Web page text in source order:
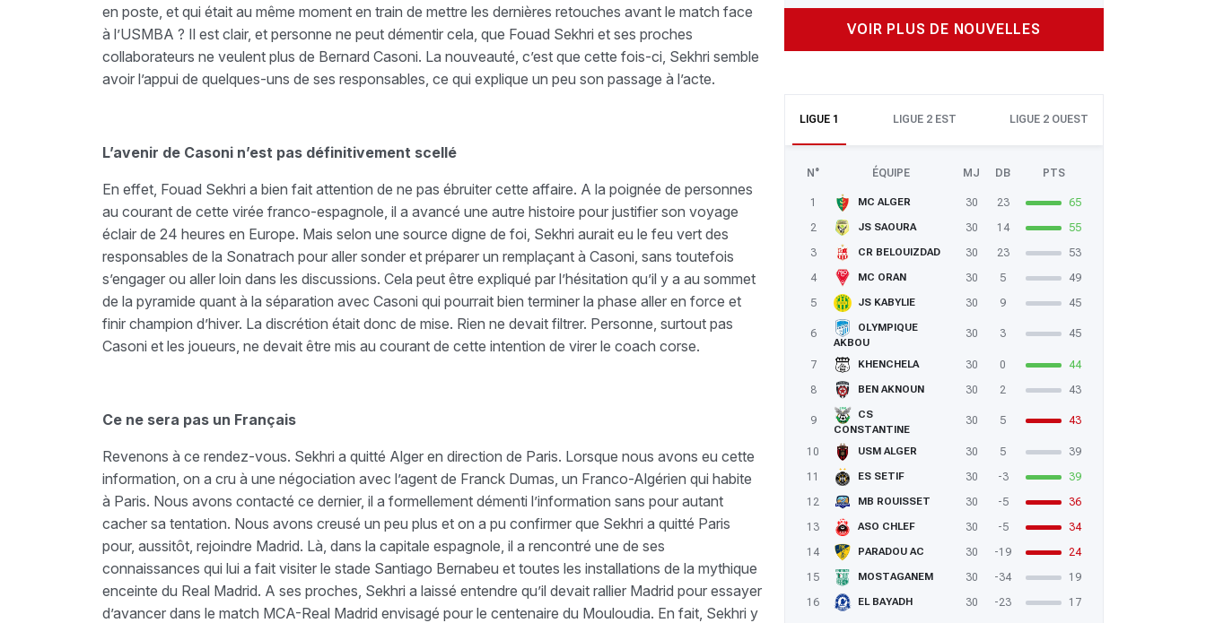
VOIR PLUS DE NOUVELLES
LIGUE 1 LIGUE 2 EST LIGUE 2 OUEST
N° ÉQUIPE MJ DB PTS
1 MC ALGER 30 23
65
2
JS SAOURA 30 14
55
3
CR BELOUIZDAD 30 23
53
4
MC ORAN 30 5
49
5
JS KABYLIE 30 9 45
6
OLYMPIQUE
AKBOU
30 3 45
7 KHENCHELA 30 0
44
8
BEN AKNOUN 30 2 43
9
CS
CONSTANTINE
30 5 43
10 USM ALGER 30 5
39
11
ES SETIF 30 -3
39
12
MB ROUISSET 30 -5
36
13
ASO CHLEF 30 -5
34
14
PARADOU AC 30 -19
24
15
MOSTAGANEM 30 -34
19
16
EL BAYADH 30 -23 17
en poste, et qui était au même moment en train de mettre les dernières retouches avant le match face
à l’USMBA ? Il est clair, et personne ne peut démentir cela, que Fouad Sekhri et ses proches
collaborateurs ne veulent plus de Bernard Casoni. La nouveauté, c’est que cette fois-ci, Sekhri semble
avoir l’appui de quelques-uns de ses responsables, ce qui explique un peu son passage à l’acte.
L’avenir de Casoni n’est pas définitivement scellé
En effet, Fouad Sekhri a bien fait attention de ne pas ébruiter cette affaire. A la poignée de personnes
au courant de cette virée franco-espagnole, il a avancé une autre histoire pour justifier son voyage
éclair de 24 heures en Europe. Mais selon une source digne de foi, Sekhri aurait eu le feu vert des
responsables de la Sonatrach pour aller sonder et préparer un remplaçant à Casoni, sans toutefois
s’engager ou aller loin dans les discussions. Cela peut être expliqué par l’hésitation qu’il y a au sommet
de la pyramide quant à la séparation avec Casoni qui pourrait bien terminer la phase aller en force et
finir champion d’hiver. La discrétion était donc de mise. Rien ne devait filtrer. Personne, surtout pas
Casoni et les joueurs, ne devait être mis au courant de cette intention de virer le coach corse.
Ce ne sera pas un Français
Revenons à ce rendez-vous. Sekhri a quitté Alger en direction de Paris. Lorsque nous avons eu cette
information, on a cru à une négociation avec l’agent de Franck Dumas, un Franco-Algérien qui habite
à Paris. Nous avons contacté ce dernier, il a formellement démenti l’information sans pour autant
cacher sa tentation. Nous avons creusé un peu plus et on a pu confirmer que Sekhri a quitté Paris
pour, aussitôt, rejoindre Madrid. Là, dans la capitale espagnole, il a rencontré une de ses
connaissances qui lui a fait visiter le stade Santiago Bernabeu et toutes les installations de la mythique
enceinte du Real Madrid. A ses proches, Sekhri a laissé entendre qu’il devait rallier Madrid pour essayer
d’avancer dans le match MCA-Real Madrid envisagé pour le centenaire du Mouloudia. En fait, Sekhri y